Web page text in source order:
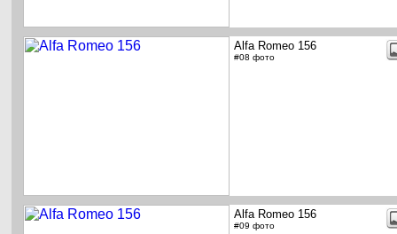
Alfa Romeo 156
#08 фото
Alfa Romeo 156
#09 фото